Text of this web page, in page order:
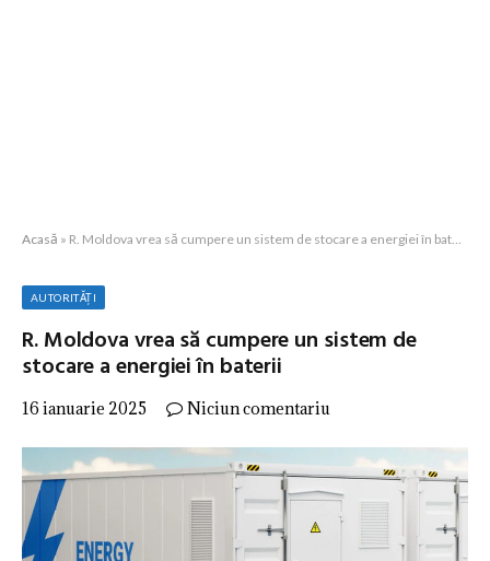
Acasă » R. Moldova vrea să cumpere un sistem de stocare a energiei în baterii
AUTORITĂȚI
R. Moldova vrea să cumpere un sistem de
stocare a energiei în baterii
16 ianuarie 2025 Niciun comentariu